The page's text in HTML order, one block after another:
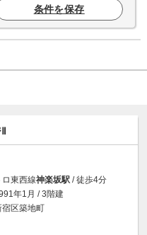
条件を保存
ロ東西線神楽坂駅 / 徒歩4分
年1月 / 3階建
宿区築地町